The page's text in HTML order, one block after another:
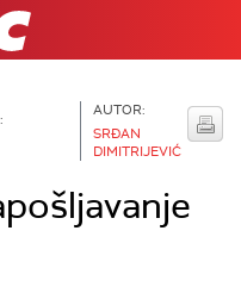
AUTOR:
SRĐAN
DIMITRIJEVIĆ